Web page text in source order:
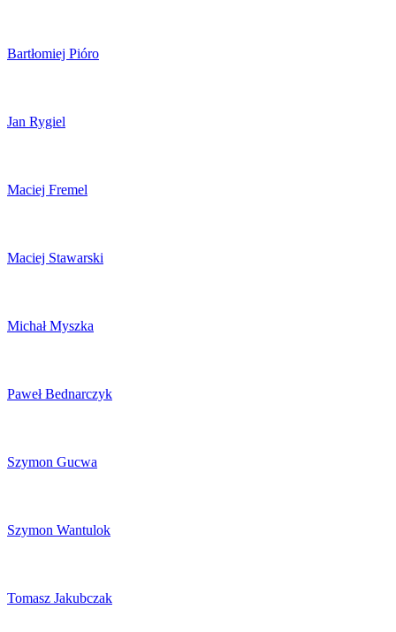
Bartłomiej Pióro
Jan Rygiel
Maciej Fremel
Maciej Stawarski
Michał Myszka
Paweł Bednarczyk
Szymon Gucwa
Szymon Wantulok
Tomasz Jakubczak